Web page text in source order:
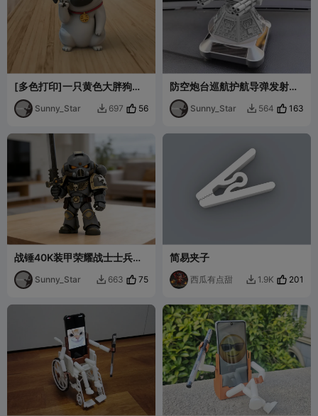
[多色打印]一只黄色大胖狗比
耶开心高颜值POP可爱模型摆
件
Sunny_Star  697 56
防空炮台巡航护航导弹发射塔
创意玩具摆件
Sunny_Star  564 163
战锤40K装甲荣耀战士士兵
POP可爱模型摆件
Sunny_Star  663 75
简易夹子
西瓜有点甜  1.9K 201